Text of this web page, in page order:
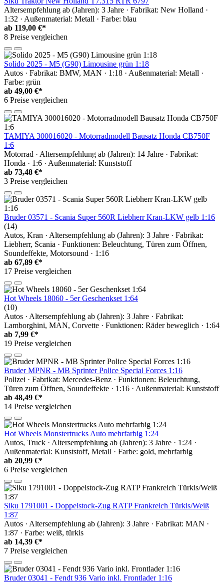
Altersempfehlung ab (Jahren): 3 Jahre · Fabrikat: New Holland ·
1:32 · Außenmaterial: Metall · Farbe: blau
ab 119,00 €*
8 Preise vergleichen
Solido 2025 - M5 (G90) Limousine grün 1:18
Autos · Fabrikat: BMW, MAN · 1:18 · Außenmaterial: Metall ·
Farbe: grün
ab 49,00 €*
6 Preise vergleichen
TAMIYA 300016020 - Motorradmodell Bausatz Honda CB750F
1:6
Motorrad · Altersempfehlung ab (Jahren): 14 Jahre · Fabrikat:
Honda · 1:6 · Außenmaterial: Kunststoff
ab 73,48 €*
3 Preise vergleichen
Bruder 03571 - Scania Super 560R Liebherr Kran-LKW gelb 1:16
(14)
Autos, Kran · Altersempfehlung ab (Jahren): 3 Jahre · Fabrikat:
Liebherr, Scania · Funktionen: Beleuchtung, Türen zum Öffnen,
Soundeffekte, Motorsound · 1:16
ab 67,89 €*
17 Preise vergleichen
Hot Wheels 18060 - 5er Geschenkset 1:64
(10)
Autos · Altersempfehlung ab (Jahren): 3 Jahre · Fabrikat:
Lamborghini, MAN, Corvette · Funktionen: Räder beweglich · 1:64
ab 7,99 €*
19 Preise vergleichen
Bruder MPNR - MB Sprinter Police Special Forces 1:16
Polizei · Fabrikat: Mercedes-Benz · Funktionen: Beleuchtung,
Türen zum Öffnen, Soundeffekte · 1:16 · Außenmaterial: Kunststoff
ab 48,49 €*
14 Preise vergleichen
Hot Wheels Monstertrucks Auto mehrfarbig 1:24
Autos, Truck · Altersempfehlung ab (Jahren): 3 Jahre · 1:24 ·
Außenmaterial: Kunststoff, Metall · Farbe: gold, mehrfarbig
ab 20,99 €*
6 Preise vergleichen
Siku 1791001 - Doppelstock-Zug RATP Frankreich Türkis/Weiß
1:87
Autos · Altersempfehlung ab (Jahren): 3 Jahre · Fabrikat: MAN ·
1:87 · Farbe: weiß, türkis
ab 14,39 €*
7 Preise vergleichen
Bruder 03041 - Fendt 936 Vario inkl. Frontlader 1:16